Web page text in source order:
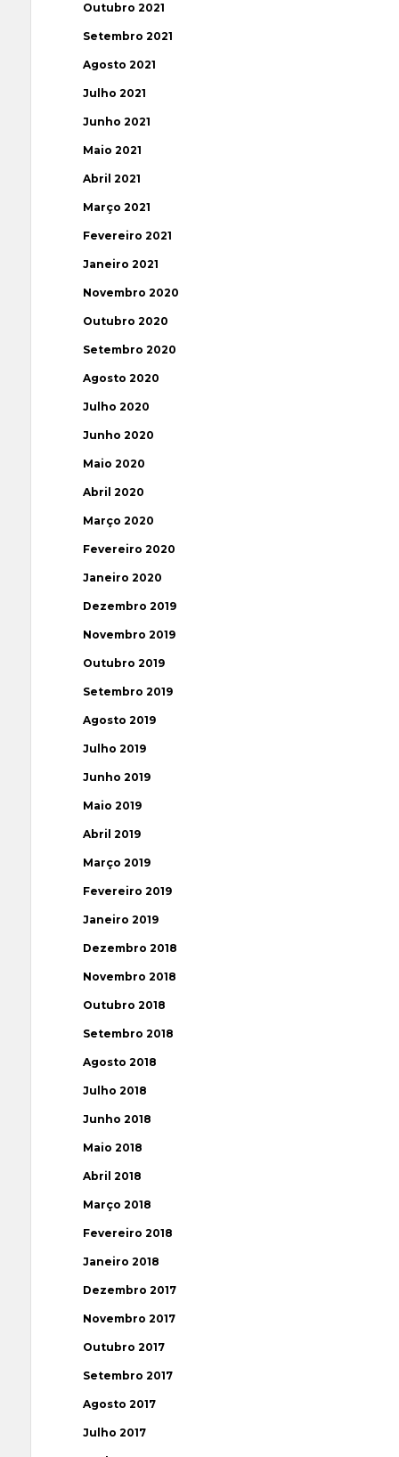
Outubro 2021
Setembro 2021
Agosto 2021
Julho 2021
Junho 2021
Maio 2021
Abril 2021
Março 2021
Fevereiro 2021
Janeiro 2021
Novembro 2020
Outubro 2020
Setembro 2020
Agosto 2020
Julho 2020
Junho 2020
Maio 2020
Abril 2020
Março 2020
Fevereiro 2020
Janeiro 2020
Dezembro 2019
Novembro 2019
Outubro 2019
Setembro 2019
Agosto 2019
Julho 2019
Junho 2019
Maio 2019
Abril 2019
Março 2019
Fevereiro 2019
Janeiro 2019
Dezembro 2018
Novembro 2018
Outubro 2018
Setembro 2018
Agosto 2018
Julho 2018
Junho 2018
Maio 2018
Abril 2018
Março 2018
Fevereiro 2018
Janeiro 2018
Dezembro 2017
Novembro 2017
Outubro 2017
Setembro 2017
Agosto 2017
Julho 2017